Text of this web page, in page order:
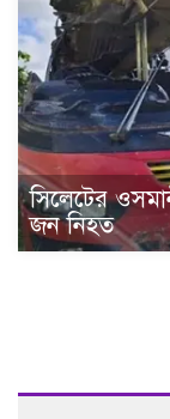
সিলেটের
জন নিহত